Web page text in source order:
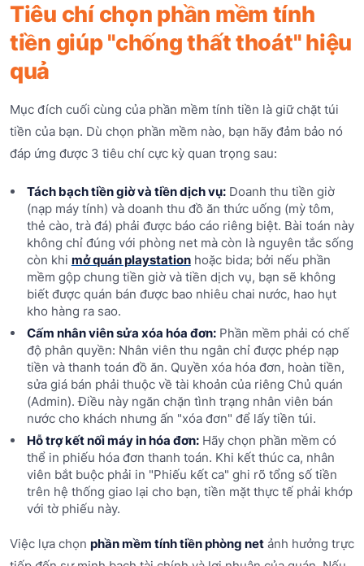
Tiêu chí chọn phần mềm tính
tiền giúp "chống thất thoát" hiệu
quả
Mục đích cuối cùng của phần mềm tính tiền là giữ chặt túi
tiền của bạn. Dù chọn phần mềm nào, bạn hãy đảm bảo nó
đáp ứng được 3 tiêu chí cực kỳ quan trọng sau:
Tách bạch tiền giờ và tiền dịch vụ:Doanh thu tiền giờ
(nạp máy tính) và doanh thu đồ ăn thức uống (mỳ tôm,
thẻ cào, trà đá) phải được báo cáo riêng biệt. Bài toán này
không chỉ đúng với phòng net mà còn là nguyên tắc sống
còn khi mở quán playstationhoặc bida; bởi nếu phần
mềm gộp chung tiền giờ và tiền dịch vụ, bạn sẽ không
biết được quán bán được bao nhiêu chai nước, hao hụt
kho hàng ra sao.
Cấm nhân viên sửa xóa hóa đơn:Phần mềm phải có chế
độ phân quyền: Nhân viên thu ngân chỉ được phép nạp
tiền và thanh toán đồ ăn. Quyền xóa hóa đơn, hoàn tiền,
sửa giá bán phải thuộc về tài khoản của riêng Chủ quán
(Admin). Điều này ngăn chặn tình trạng nhân viên bán
nước cho khách nhưng ấn "xóa đơn" để lấy tiền túi.
Hỗ trợ kết nối máy in hóa đơn:Hãy chọn phần mềm có
thể in phiếu hóa đơn thanh toán. Khi kết thúc ca, nhân
viên bắt buộc phải in "Phiếu kết ca" ghi rõ tổng số tiền
trên hệ thống giao lại cho bạn, tiền mặt thực tế phải khớp
với tờ phiếu này.
Việc lựa chọn phần mềm tính tiền phòng net ảnh hưởng trực